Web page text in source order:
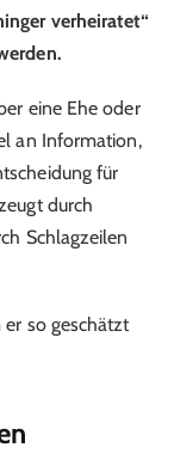
verheiratet“
eine Ehe oder
an Information,
für
durch
Schlagzeilen
so geschätzt